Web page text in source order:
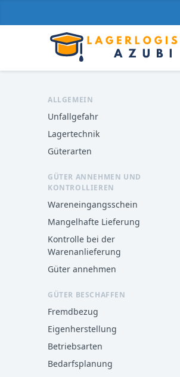
ALLGEMEIN
Unfallgefahr
Lagertechnik
Güterarten
GÜTER ANNEHMEN UND
KONTROLLIEREN
Wareneingangsschein
Mangelhafte Lieferung
Kontrolle bei der
Warenanlieferung
Güter annehmen
GÜTER BESCHAFFEN
Fremdbezug
Eigenherstellung
Betriebsarten
Bedarfsplanung